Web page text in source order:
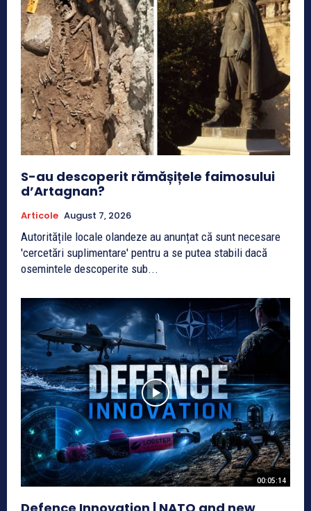
S-au descoperit rămășițele faimosului
d’Artagnan?
Articole August 7, 2026
Autoritățile locale olandeze au anunțat că sunt necesare
'cercetări suplimentare' pentru a se putea stabili dacă
osemintele descoperite sub...
00:05:14